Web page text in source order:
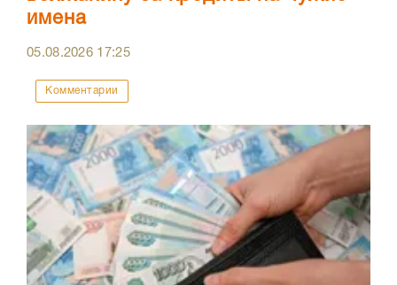
имена
05.08.2026 17:25
Комментарии